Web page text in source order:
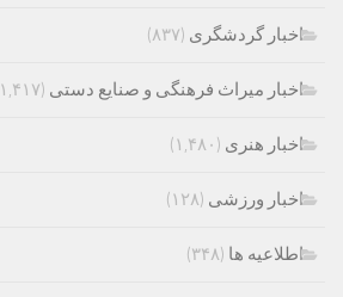
اخبار گردشگری (۸۳۷)
اخبار میراث فرهنگی و صنایع دستی (۱,۴۱۷)
اخبار هنری (۱,۴۸۰)
اخبار ورزشی (۱۲۸)
اطلاعیه ها (۳۴۸)